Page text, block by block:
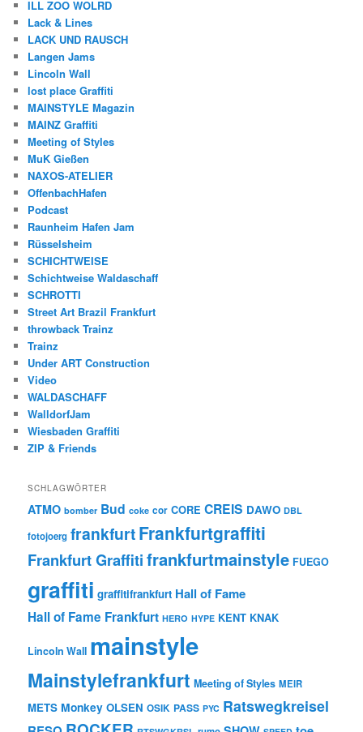
ILL ZOO WOLRD
Lack & Lines
LACK UND RAUSCH
Langen Jams
Lincoln Wall
lost place Graffiti
MAINSTYLE Magazin
MAINZ Graffiti
Meeting of Styles
MuK Gießen
NAXOS-ATELIER
OffenbachHafen
Podcast
Raunheim Hafen Jam
Rüsselsheim
SCHICHTWEISE
Schichtweise Waldaschaff
SCHROTTI
Street Art Brazil Frankfurt
throwback Trainz
Trainz
Under ART Construction
Video
WALDASCHAFF
WalldorfJam
Wiesbaden Graffiti
ZIP & Friends
SCHLAGWÖRTER
ATMO bomber Bud coke cor CORE CREIS DAWO DBL
fotojoerg frankfurtFrankfurtgraffiti
Frankfurt Graffitifrankfurtmainstyle FUEGO
graffiti graffitifrankfurt Hall of Fame
Hall of Fame Frankfurt HERO HYPE KENT KNAK
Lincoln Wall mainstyle
Mainstylefrankfurt Meeting of Styles MEIR
METS Monkey OLSEN OSIK PASS PYC Ratswegkreisel